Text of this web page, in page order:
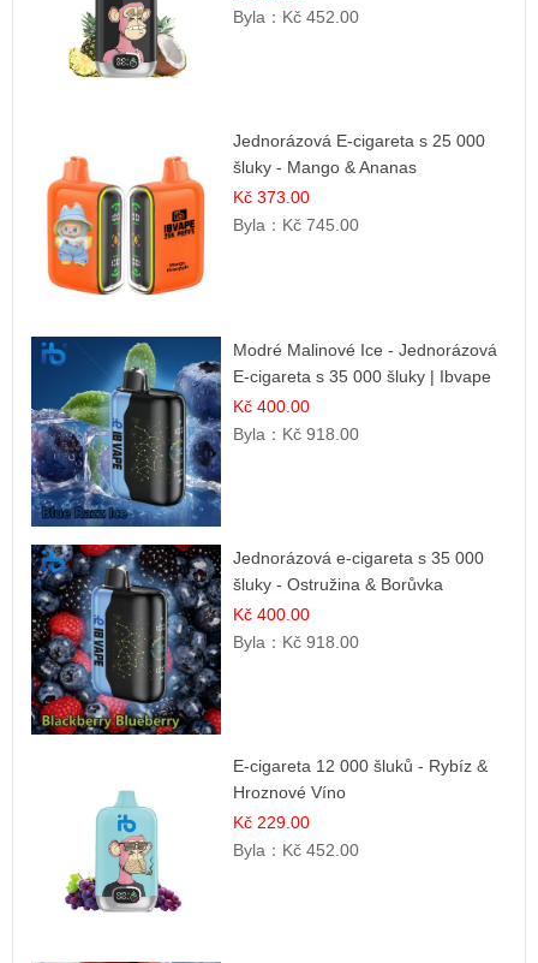
Byla： Kč 452.00
Jednorázová E-cigareta s 25 000
šluky - Mango & Ananas
Kč 373.00
Byla： Kč 745.00
Modré Malinové Ice - Jednorázová
E-cigareta s 35 000 šluky | Ibvape
Kč 400.00
Byla： Kč 918.00
Jednorázová e-cigareta s 35 000
šluky - Ostružina & Borůvka
Kč 400.00
Byla： Kč 918.00
E-cigareta 12 000 šluků - Rybíz &
Hroznové Víno
Kč 229.00
Byla： Kč 452.00